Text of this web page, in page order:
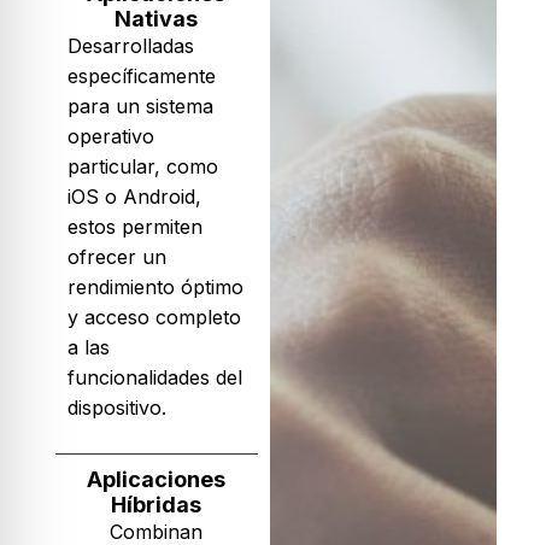
Nativas
Desarrolladas
específicamente
para un sistema
operativo
particular, como
iOS o Android,
estos permiten
ofrecer un
rendimiento óptimo
y acceso completo
a las
funcionalidades del
dispositivo.
Aplicaciones
Híbridas
Combinan